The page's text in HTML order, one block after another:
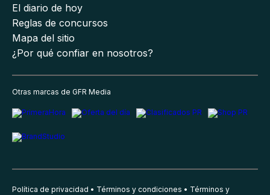
El diario de hoy
Reglas de concursos
Mapa del sitio
¿Por qué confiar en nosotros?
Otras marcas de GFR Media
Política de privacidad Términos y condiciones
Términos y